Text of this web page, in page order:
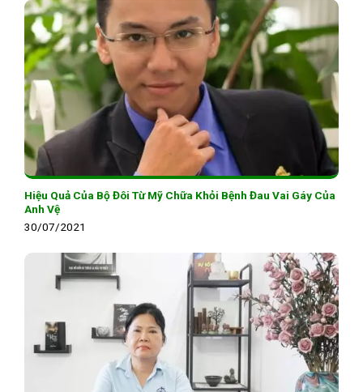
Hiệu Quả Của Bộ Đôi Từ Mỹ Chữa Khỏi Bệnh Đau Vai Gáy Của
Anh Vệ
30/07/2021